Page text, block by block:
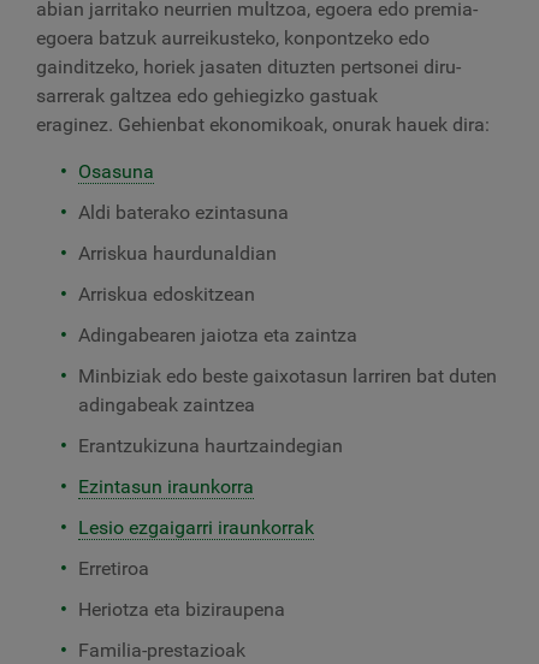
abian jarritako neurrien multzoa, egoera edo premia-
egoera batzuk aurreikusteko, konpontzeko edo
gainditzeko, horiek jasaten dituzten pertsonei diru-
sarrerak galtzea edo gehiegizko gastuak
eraginez. Gehienbat ekonomikoak, onurak hauek dira:
Osasuna
Aldi baterako ezintasuna
Arriskua haurdunaldian
Arriskua edoskitzean
Adingabearen jaiotza eta zaintza
Minbiziak edo beste gaixotasun larriren bat duten
adingabeak zaintzea
Erantzukizuna haurtzaindegian
Ezintasun iraunkorra
Lesio ezgaigarri iraunkorrak
Erretiroa
Heriotza eta biziraupena
Familia-prestazioak